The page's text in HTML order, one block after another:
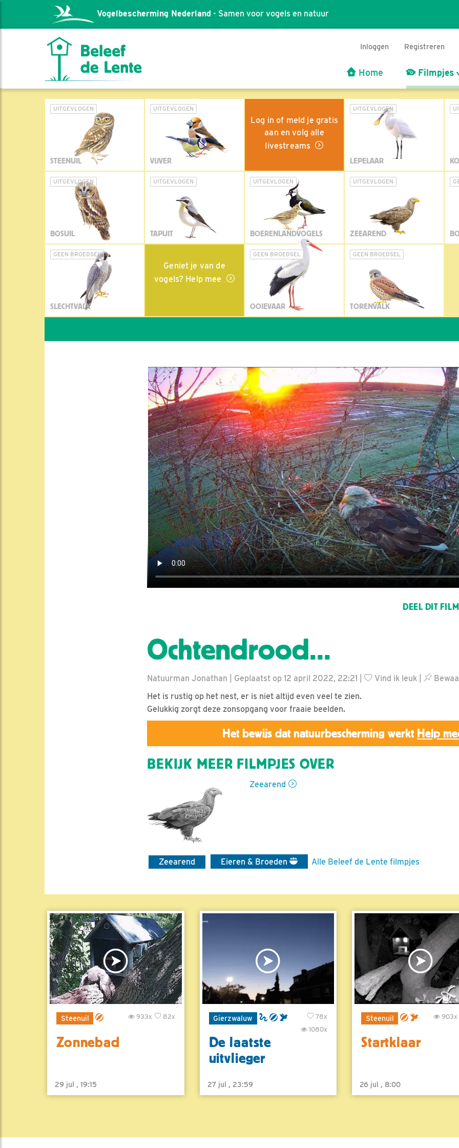
Vogelbescherming Nederland - Samen voor vogels en natuur
Inloggen Registreren
Home Filmpjes
UITGEVLOGEN
STEENUIL
UITGEVLOGEN
VIJVER
Log in of meld je gratis
aan en volg alle
livestreams
UITGEVLOGEN
LEPELAAR
UITGEVLOGEN
BOSUIL
UITGEVLOGEN
TAPUIT
UITGEVLOGEN
BOERENLANDVOGELS
UITGEVLOGEN
ZEEAREND
GEEN BROEDSEL
SLECHTVALK
Geniet je van de
vogels? Help mee
GEEN BROEDSEL
OOIEVAAR
GEEN BROEDSEL
TORENVALK
DEEL DIT
Ochtendrood...
Natuurman Jonathan | Geplaatst op 12 april 2022, 22:21 | Vind ik leuk
Het is rustig op het nest, er is niet altijd even veel te zien.
Gelukkig zorgt deze zonsopgang voor fraaie beelden.
Het bewijs dat natuurbescherming werkt Help
BEKIJK MEER FILMPJES OVER
Zeearend
Zeearend Eieren & Broeden Alle Beleef de Lente filmpjes
Steenuil 82x
933x
Zonnebad
29 jul , 19:15
Gierzwaluw
78x
1080x
De laatste
uitvlieger
27 jul , 23:59
Steenuil 903x
Startklaar
26 jul , 8:00